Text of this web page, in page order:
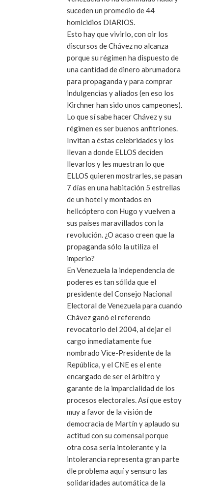
suceden un promedio de 44
homicidios DIARIOS.
Esto hay que vivirlo, con oir los
discursos de Chávez no alcanza
porque su régimen ha dispuesto de
una cantidad de dinero abrumadora
para propaganda y para comprar
indulgencias y aliados (en eso los
Kirchner han sido unos campeones).
Lo que sí sabe hacer Chávez y su
régimen es ser buenos anfitriones.
Invitan a éstas celebridades y los
llevan a donde ELLOS deciden
llevarlos y les muestran lo que
ELLOS quieren mostrarles, se pasan
7 días en una habitación 5 estrellas
de un hotel y montados en
helicóptero con Hugo y vuelven a
sus países maravillados con la
revolución. ¿O acaso creen que la
propaganda sólo la utiliza el
imperio?
En Venezuela la independencia de
poderes es tan sólida que el
presidente del Consejo Nacional
Electoral de Venezuela para cuando
Chávez ganó el referendo
revocatorio del 2004, al dejar el
cargo inmediatamente fue
nombrado Vice-Presidente de la
República, y el CNE es el ente
encargado de ser el árbitro y
garante de la imparcialidad de los
procesos electorales. Así que estoy
muy a favor de la visión de
democracia de Martín y aplaudo su
actitud con su comensal porque
otra cosa sería intolerante y la
intolerancia representa gran parte
dle problema aquí y sensuro las
solidaridades automática de la